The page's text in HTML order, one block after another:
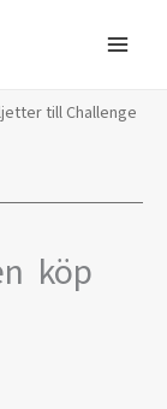
till Challenge
 köp